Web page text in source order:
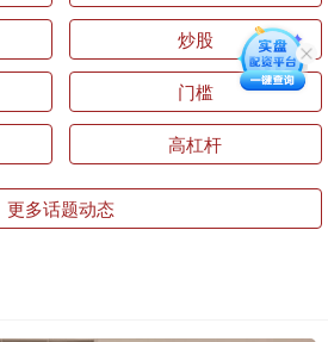
炒股
门槛
高杠杆
更多话题动态